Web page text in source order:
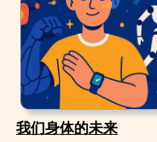
我们身体的未来